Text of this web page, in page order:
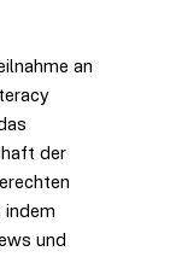
an
der
indem
und